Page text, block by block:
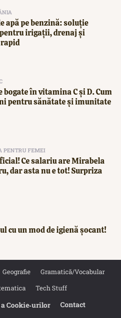
apă pe benzină: soluție
irigații, drenaj și
în vitamina C și D. Cum
pentru sănătate și imunitate
PENTRU FEMEI
Ce salariu are Mirabela
dar asta nu e tot! Surpriza
cu un mod de igienă șocant!
Geografie
Gramatică/Vocabular
Tech Stuff
Cookie‐urilor Contact